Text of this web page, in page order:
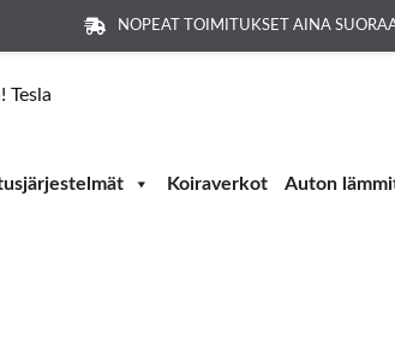
NOPEAT TOIMITUKSET AINA
Koiraverkot Auton